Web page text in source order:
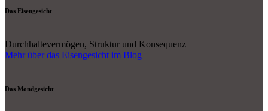
Das Eisengesicht
Durchhaltevermögen, Struktur und Konsequenz
Mehr über das Eisengesicht im Blog
Das Mondgesicht